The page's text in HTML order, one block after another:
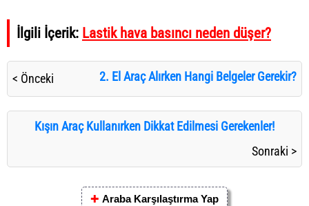
İlgili İçerik: Lastik hava basıncı neden düşer?
< Önceki 2. El Araç Alırken Hangi Belgeler Gerekir?
Kışın Araç Kullanırken Dikkat Edilmesi Gerekenler!
Sonraki >
✚ Araba Karşılaştırma Yap